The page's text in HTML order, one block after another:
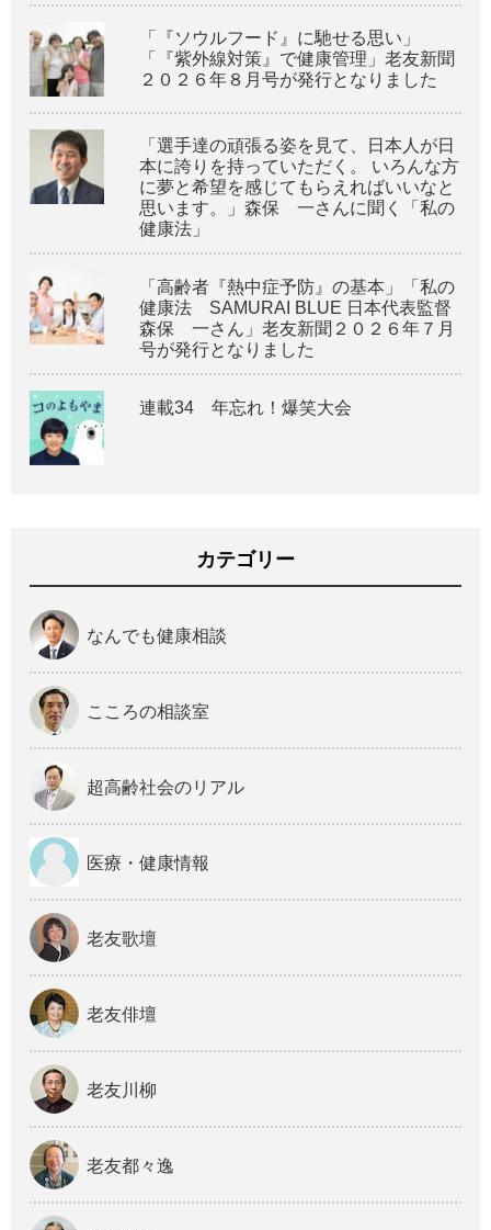
「『ソウルフード』に馳せる思い」
「『紫外線対策』で健康管理」老友新聞
２０２６年８月号が発行となりました
「選手達の頑張る姿を見て、日本人が日
本に誇りを持っていただく。 いろんな方
に夢と希望を感じてもらえればいいなと
思います。」森保 一さんに聞く「私の
健康法」
「高齢者『熱中症予防』の基本」「私の
健康法 SAMURAI BLUE 日本代表監督
森保 一さん」老友新聞２０２６年７月
号が発行となりました
連載34 年忘れ！爆笑大会
カテゴリー
なんでも健康相談
こころの相談室
超高齢社会のリアル
医療・健康情報
老友歌壇
老友俳壇
老友川柳
老友都々逸